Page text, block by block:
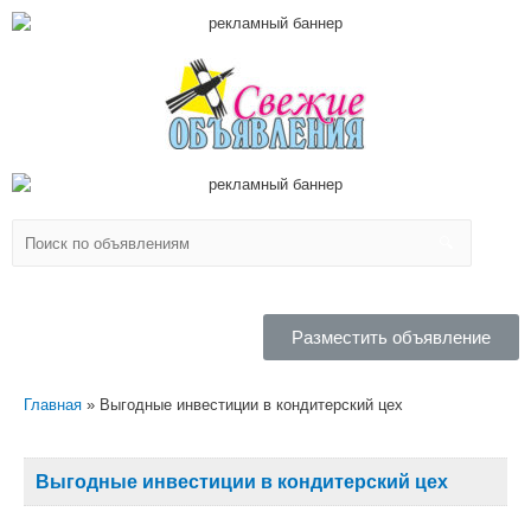
Разместить объявление
Главная Выгодные инвестиции в кондитерский цех
Выгодные инвестиции в кондитерский цех